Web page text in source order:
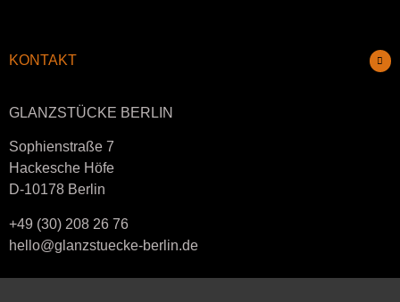
KONTAKT
GLANZSTÜCKE BERLIN
Sophienstraße 7
Hackesche Höfe
D-10178 Berlin
+49 (30) 208 26 76
hello@glanzstuecke-berlin.de